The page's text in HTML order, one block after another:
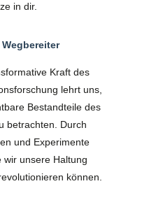
in dir.
Kraft des
lehrt uns,
Bestandteile des
betrachten. Durch
und Experimente
wir unsere Haltung
können.